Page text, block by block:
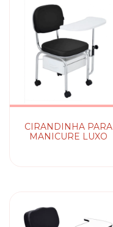
CIRANDINHA PARA
MANICURE LUXO